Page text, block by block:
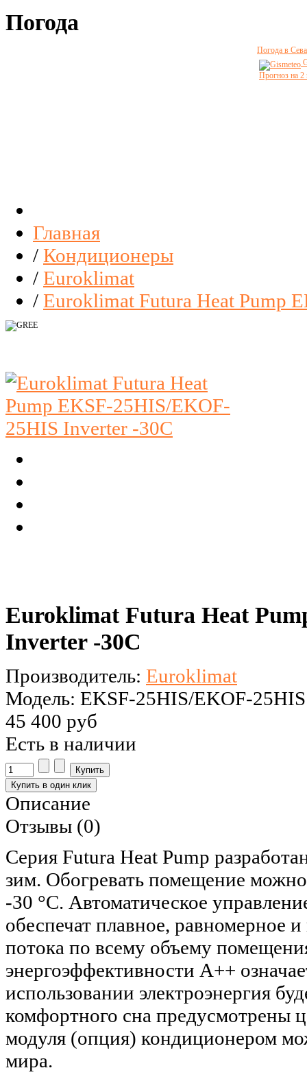
Погода
Погода в
Прогноз на 2
Главная
/ Кондиционеры
/ Euroklimat
/ Euroklimat Futura Heat Pump
Euroklimat Futura Heat
Inverter -30C
Производитель: Euroklimat
Модель: EKSF-25HIS/EKOF-25HIS
45 400 руб
Есть в наличии
Описание
Отзывы (0)
Серия Futura Heat Pump
зим. Обогревать помещение
-30 °С. Автоматическое
обеспечат плавное, равномерное
потока по всему объему
энергоэффективности А++
использовании электроэнергия
комфортного сна
модуля (опция) кондиционером
мира.